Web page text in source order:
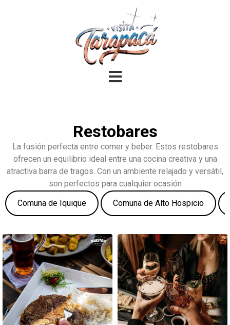
Restobares
La fusión perfecta entre comer y beber. Estos restobares
ofrecen un equilibrio ideal entre una cocina creativa y una
atractiva barra de tragos. Con un ambiente relajado y versátil,
son perfectos para cualquier ocasión
Comuna de Iquique
Comuna de Alto Hospicio